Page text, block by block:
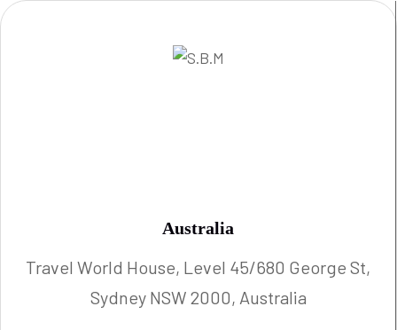
Australia
Travel World House, Level 45/680 George St,
Sydney NSW 2000, Australia